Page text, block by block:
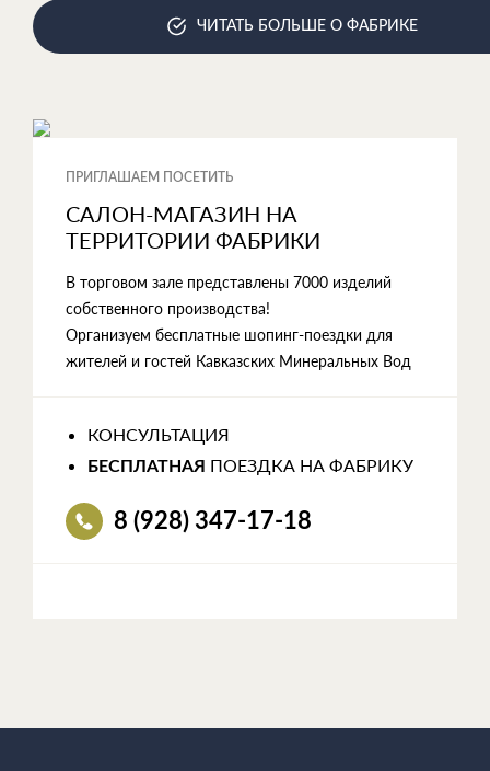
ЧИТАТЬ БОЛЬШЕ О ФАБРИКЕ
ПРИГЛАШАЕМ ПОСЕТИТЬ
САЛОН-МАГАЗИН НА
ТЕРРИТОРИИ ФАБРИКИ
В торговом зале представлены 7000 изделий
собственного производства!
Организуем бесплатные шопинг-поездки для
жителей и гостей Кавказских Минеральных Вод
КОНСУЛЬТАЦИЯ
БЕСПЛАТНАЯ ПОЕЗДКА НА ФАБРИКУ
8 (928) 347-17-18